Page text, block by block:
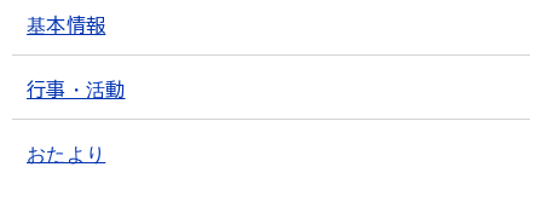
基本情報
行事・活動
おたより